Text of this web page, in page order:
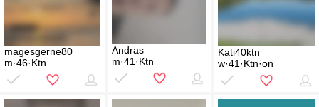
magesgerne80
m·46·Ktn
Andras
m·41·Ktn
Kati40ktn
w·41·Ktn·on